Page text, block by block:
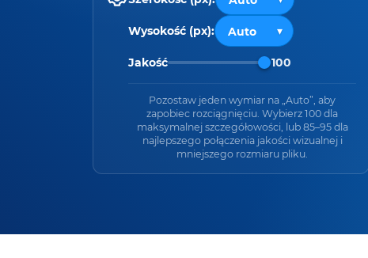
Wysokość (px):
Jakość 100
Pozostaw jeden wymiar na „Auto”, aby
zapobiec rozciągnięciu. Wybierz 100 dla
maksymalnej szczegółowości, lub 85–95 dla
najlepszego połączenia jakości wizualnej i
mniejszego rozmiaru pliku.